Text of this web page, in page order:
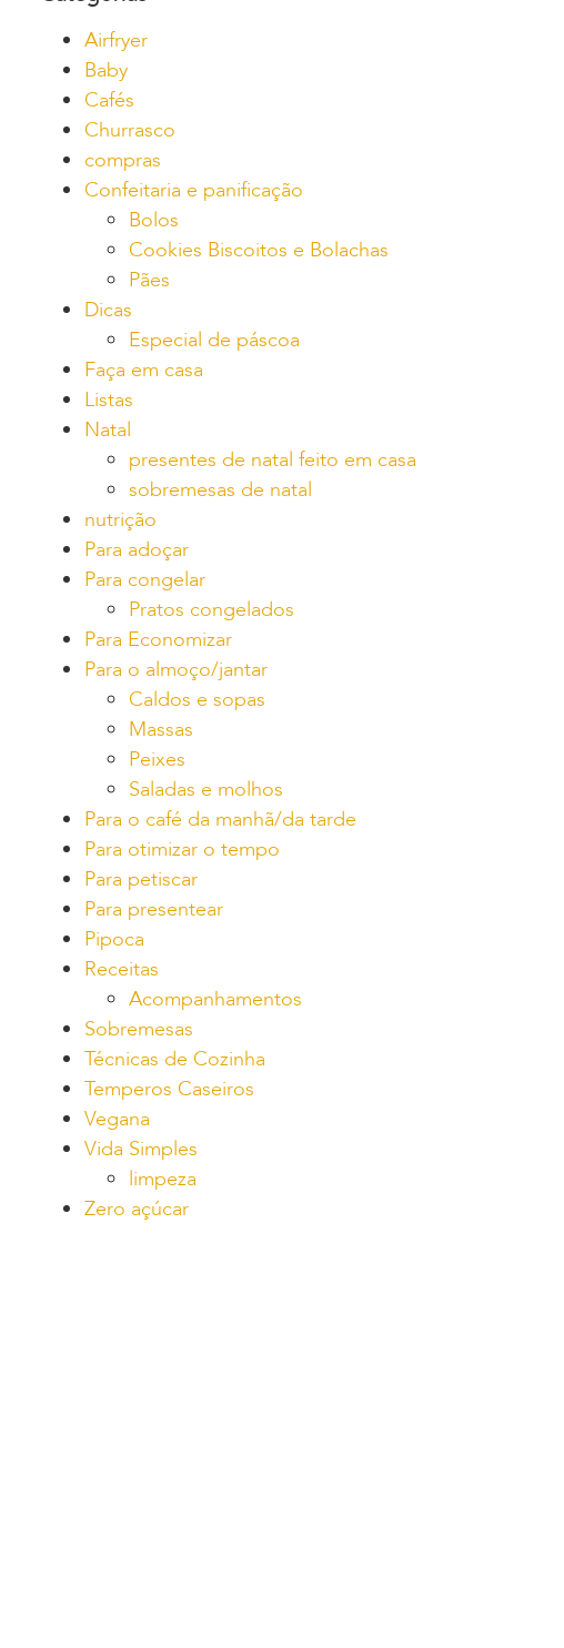
Airfryer
Baby
Cafés
Churrasco
compras
Confeitaria e panificação
Bolos
Cookies Biscoitos e Bolachas
Pães
Dicas
Especial de páscoa
Faça em casa
Listas
Natal
presentes de natal feito em casa
sobremesas de natal
nutrição
Para adoçar
Para congelar
Pratos congelados
Para Economizar
Para o almoço/jantar
Caldos e sopas
Massas
Peixes
Saladas e molhos
Para o café da manhã/da tarde
Para otimizar o tempo
Para petiscar
Para presentear
Pipoca
Receitas
Acompanhamentos
Sobremesas
Técnicas de Cozinha
Temperos Caseiros
Vegana
Vida Simples
limpeza
Zero açúcar